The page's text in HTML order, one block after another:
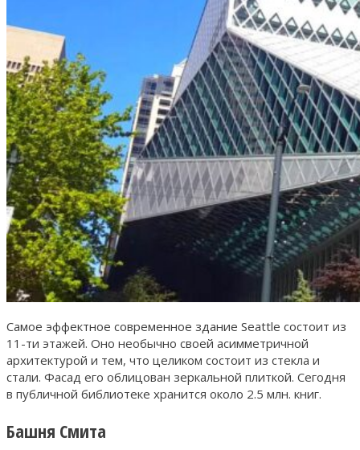
Самое эффектное современное здание Seattle состоит из
11-ти этажей. Оно необычно своей асимметричной
архитектурой и тем, что целиком состоит из стекла и
стали. Фасад его облицован зеркальной плиткой. Сегодня
в публичной библиотеке хранится около 2.5 млн. книг.
Башня Смита